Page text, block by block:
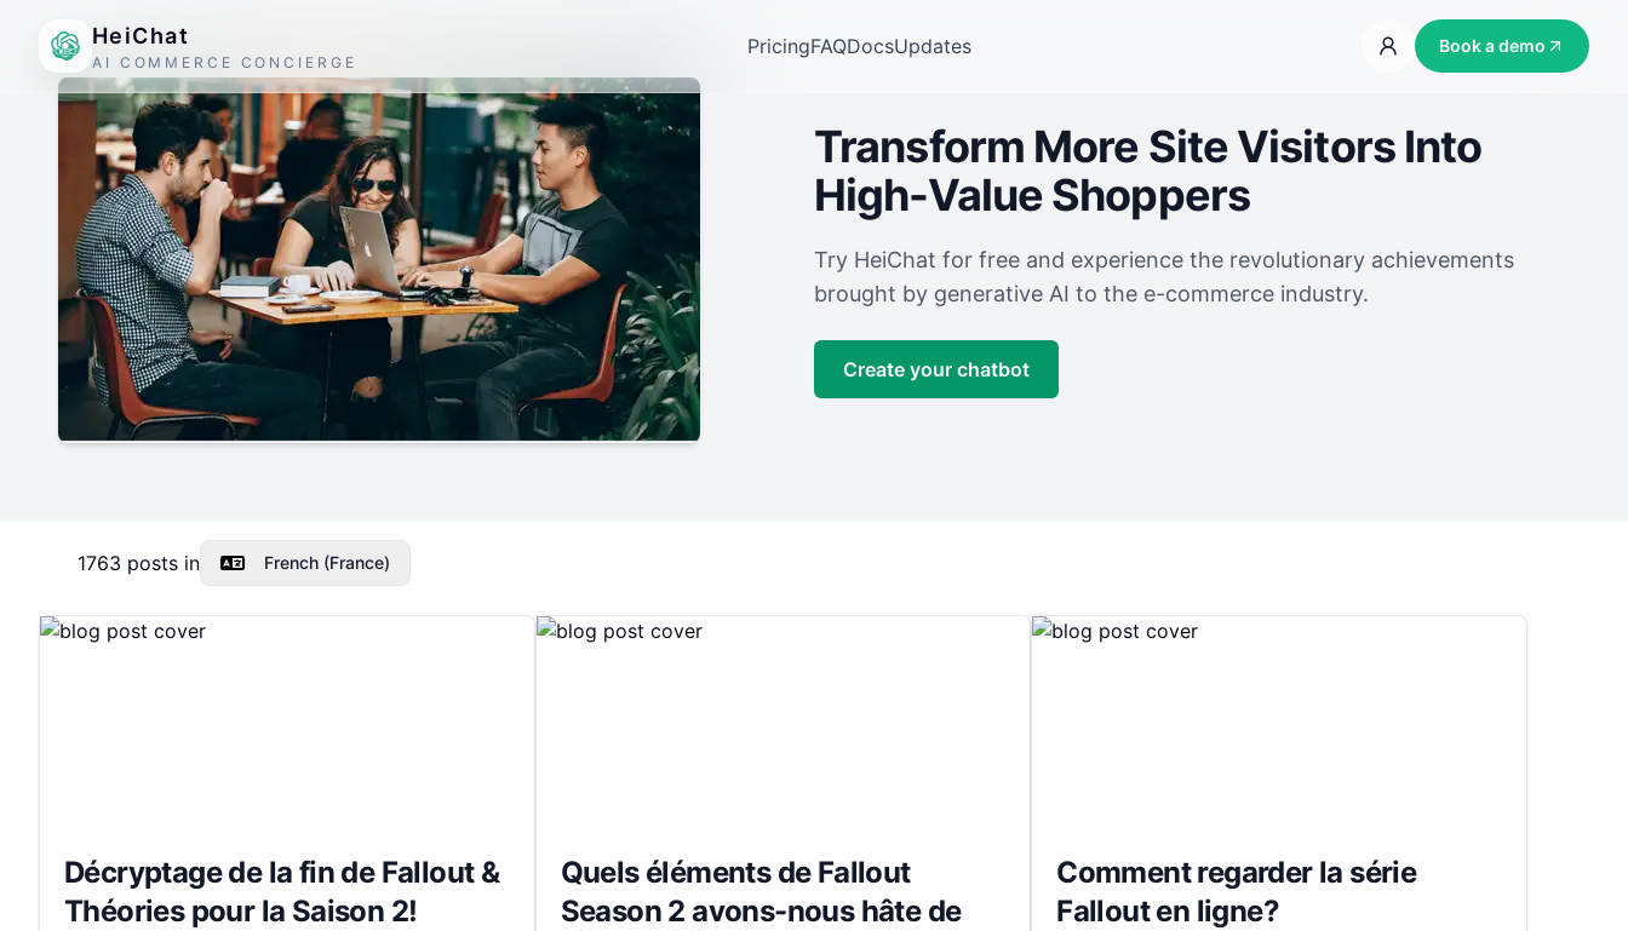
HeiChat
AI COMMERCE CONCIERGE
PricingFAQDocsUpdates Book a demo
Transform More Site Visitors Into
High-Value Shoppers
Try HeiChat for free and experience the revolutionary achievements
brought by generative AI to the e-commerce industry.
Create your chatbot
1763 posts in French (France)
Décryptage de la fin de Fallout &
Théories pour la Saison 2!
Quels éléments de Fallout
Season 2 avons-nous hâte de
Comment regarder la série
Fallout en ligne?